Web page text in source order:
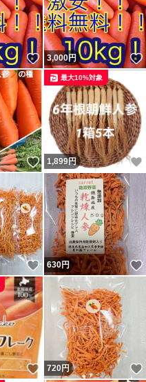
いいね！
3,000円
いいね！
1,899円
最大10%対象
いいね！
630円
いいね！
720円